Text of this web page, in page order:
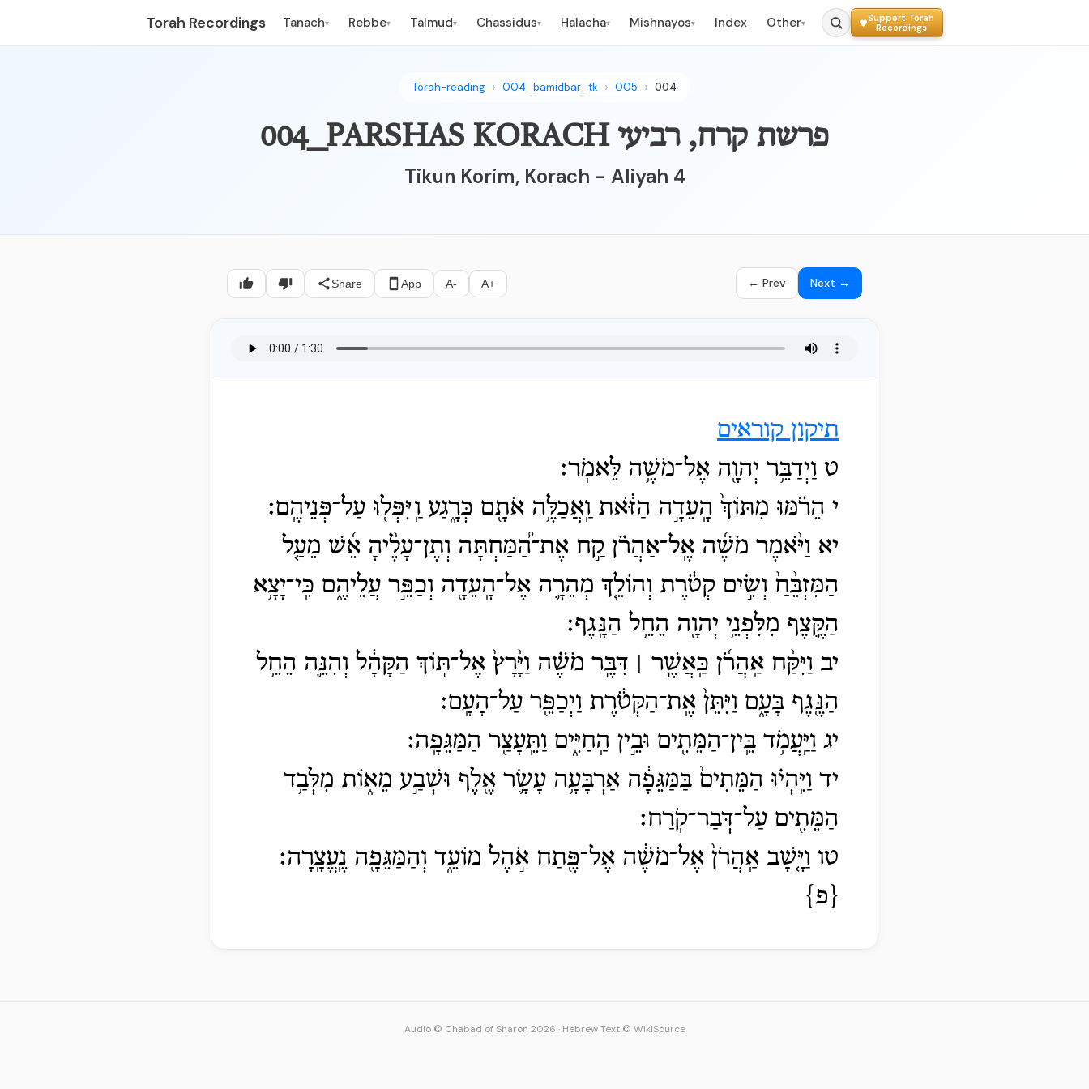
Torah Recordings Tanach▾ Rebbe▾ Talmud▾ Chassidus▾ Halacha▾ Mishnayos▾ Index Other▾
Support Torah
Recordings
Torah-reading 004_bamidbar_tk 005 004
004_PARSHAS KORACH פרשת קרח, רביעי
Tikun Korim, Korach - Aliyah 4
Share App A- A+ ← Prev Next →
תיקון קוראים
ט וַיְדַבֵּ֥ר יְהוָ֖ה אֶל־מֹשֶׁ֥ה לֵּאמֹֽר׃
י הֵרֹ֗מּוּ מִתּוֹךְ֙ הָֽעֵדָ֣ה הַזֹּ֔את וַֽאֲכַלֶּ֥ה אֹתָ֖ם כְּרָ֑גַע וַֽיִּפְּל֖וּ עַל־פְּנֵיהֶֽם׃
יא וַיֹּ֨אמֶר מֹשֶׁ֜ה אֶֽל־אַהֲרֹ֗ן קַ֣ח אֶת־הַ֠מַּחְתָּה וְתֶן־עָלֶ֨יהָ אֵ֜שׁ מֵעַ֤ל
הַמִּזְבֵּ֨חַ֙ וְשִׂ֣ים קְטֹ֔רֶת וְהוֹלֵ֧ךְ מְהֵרָ֛ה אֶל־הָֽעֵדָ֖ה וְכַפֵּ֣ר עֲלֵיהֶ֑ם כִּֽי־יָצָ֥א
הַקֶּ֛צֶף מִלִּפְנֵ֥י יְהוָ֖ה הֵחֵ֥ל הַנָּֽגֶף׃
יב וַיִּקַּ֨ח אַֽהֲרֹ֜ן כַּֽאֲשֶׁ֣ר ׀ דִּבֶּ֣ר מֹשֶׁ֗ה וַיָּ֨רָץ֙ אֶל־תּ֣וֹךְ הַקָּהָ֔ל וְהִנֵּ֛ה הֵחֵ֥ל
הַנֶּ֖גֶף בָּעָ֑ם וַיִּתֵּן֙ אֶֽת־הַקְּטֹ֔רֶת וַיְכַפֵּ֖ר עַל־הָעָֽם׃
יג וַיַּֽעֲמֹ֥ד בֵּֽין־הַמֵּתִ֖ים וּבֵ֣ין הַֽחַיִּ֑ים וַתֵּֽעָצַ֖ר הַמַּגֵּפָֽה׃
יד וַיִּֽהְי֗וּ הַמֵּתִים֙ בַּמַּגֵּפָ֔ה אַרְבָּעָ֥ה עָשָׂ֛ר אֶ֖לֶף וּשְׁבַ֣ע מֵא֑וֹת מִלְּבַ֥ד
הַמֵּתִ֖ים עַל־דְּבַר־קֹֽרַח׃
טו וַיָּ֤שָׁב אַֽהֲרֹן֙ אֶל־מֹשֶׁ֔ה אֶל־פֶּ֖תַח אֹ֣הֶל מוֹעֵ֑ד וְהַמַּגֵּפָ֖ה נֶֽעֱצָֽרָה׃
{פ}
Audio © Chabad of Sharon 2026 · Hebrew Text © WikiSource